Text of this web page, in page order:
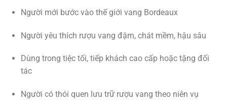
Người mới bước vào thế giới vang Bordeaux
Người yêu thích rượu vang đậm, chát mềm, hậu sâu
Dùng trong tiệc tối, tiếp khách cao cấp hoặc tặng đối
tác
Người có thói quen lưu trữ rượu vang theo niên vụ